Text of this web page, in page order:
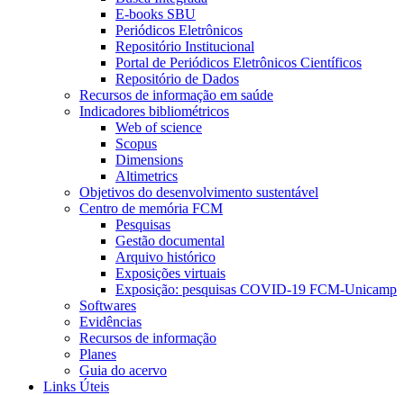
E-books SBU
Periódicos Eletrônicos
Repositório Institucional
Portal de Periódicos Eletrônicos Científicos
Repositório de Dados
Recursos de informação em saúde
Indicadores bibliométricos
Web of science
Scopus
Dimensions
Altimetrics
Objetivos do desenvolvimento sustentável
Centro de memória FCM
Pesquisas
Gestão documental
Arquivo histórico
Exposições virtuais
Exposição: pesquisas COVID-19 FCM-Unicamp
Softwares
Evidências
Recursos de informação
Planes
Guia do acervo
Links Úteis